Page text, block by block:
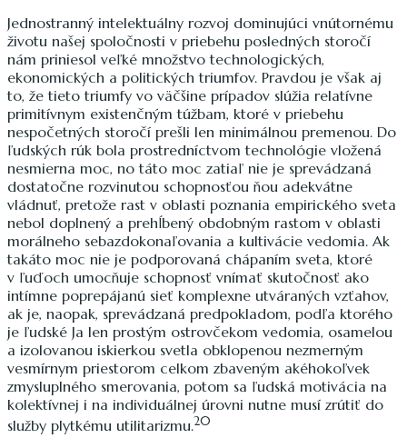
Jednostranný intelektuálny rozvoj dominujúci vnútornému
životu našej spoločnosti v priebehu posledných storočí
nám priniesol veľké množstvo technologických,
ekonomických a politických triumfov. Pravdou je však aj
to, že tieto triumfy vo väčšine prípadov slúžia relatívne
primitívnym existenčným túžbam, ktoré v priebehu
nespočetných storočí prešli len minimálnou premenou. Do
ľudských rúk bola prostredníctvom technológie vložená
nesmierna moc, no táto moc zatiaľ nie je sprevádzaná
dostatočne rozvinutou schopnosťou ňou adekvátne
vládnuť, pretože rast v oblasti poznania empirického sveta
nebol doplnený a prehĺbený obdobným rastom v oblasti
morálneho sebazdokonaľovania a kultivácie vedomia. Ak
takáto moc nie je podporovaná chápaním sveta, ktoré
v ľuďoch umocňuje schopnosť vnímať skutočnosť ako
intímne poprepájanú sieť komplexne utváraných vzťahov,
ak je, naopak, sprevádzaná predpokladom, podľa ktorého
je ľudské Ja len prostým ostrovčekom vedomia, osamelou
a izolovanou iskierkou svetla obklopenou nezmerným
vesmírnym priestorom celkom zbaveným akéhokoľvek
zmysluplného smerovania, potom sa ľudská motivácia na
kolektívnej i na individuálnej úrovni nutne musí zrútiť do
služby plytkému utilitarizmu.20